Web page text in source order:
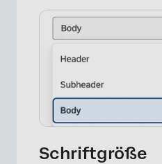
Schriftgröße